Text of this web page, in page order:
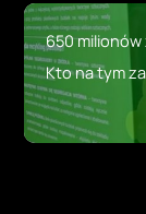
650
Kto na tym